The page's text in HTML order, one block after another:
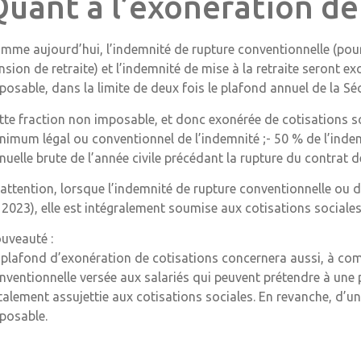
aujourd’hui, l’indemnité de rupture conventionnelle
de retraite) et l’indemnité de mise à la retraite seront
dans la limite de deux fois le plafond annuel de la
fraction non imposable, et donc exonérée de cotisations
légal ou conventionnel de l’indemnité ;- 50 % de
brute de l’année civile précédant la rupture du contrat
lorsque l’indemnité de rupture conventionnelle ou
2023), elle est intégralement soumise aux cotisations sociales
:
d’exonération de cotisations concernera aussi, à
versée aux salariés qui peuvent prétendre à
assujettie aux cotisations sociales. En revanche,